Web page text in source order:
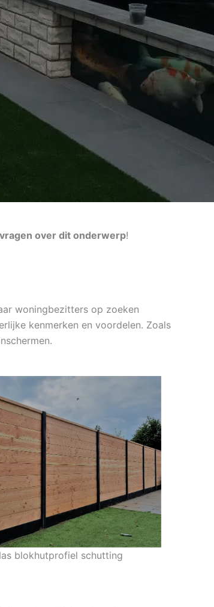
over dit onderwerp!
woningbezitters op zoeken
kenmerken en voordelen. Zoals
blokhutprofiel schutting